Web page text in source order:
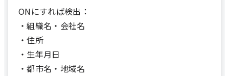
ONにすれば検出：
・組織名・会社名
・住所
・生年月日
・都市名・地域名